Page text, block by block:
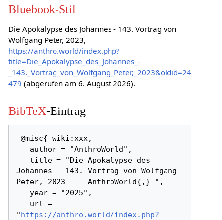
Bluebook-Stil
Die Apokalypse des Johannes - 143. Vortrag von
Wolfgang Peter, 2023,
https://anthro.world/index.php?
title=Die_Apokalypse_des_Johannes_-
_143._Vortrag_von_Wolfgang_Peter,_2023&oldid=24
479 (abgerufen am 6. August 2026).
BibTeX-Eintrag
@misc{ wiki:xxx,
Johannes - 143. Vortrag von Wolfgang
Peter, 2023 --- AnthroWorld{,} ",
"https://anthro.world/index.php?